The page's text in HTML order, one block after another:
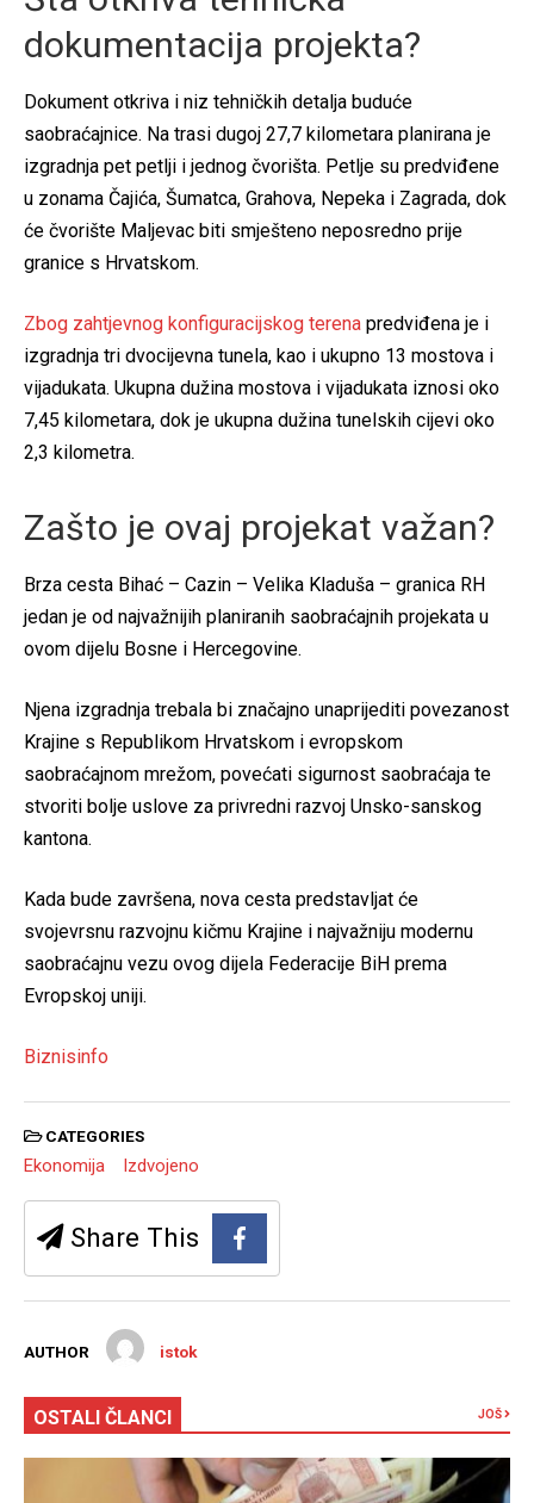
dokumentacija projekta?
Dokument otkriva i niz tehničkih detalja buduće
saobraćajnice. Na trasi dugoj 27,7 kilometara planirana je
izgradnja pet petlji i jednog čvorišta. Petlje su predviđene
u zonama Čajića, Šumatca, Grahova, Nepeka i Zagrada, dok
će čvorište Maljevac biti smješteno neposredno prije
granice s Hrvatskom.
Zbog zahtjevnog konfiguracijskog terena predviđena je i
izgradnja tri dvocijevna tunela, kao i ukupno 13 mostova i
vijadukata. Ukupna dužina mostova i vijadukata iznosi oko
7,45 kilometara, dok je ukupna dužina tunelskih cijevi oko
2,3 kilometra.
Zašto je ovaj projekat važan?
Brza cesta Bihać – Cazin – Velika Kladuša – granica RH
jedan je od najvažnijih planiranih saobraćajnih projekata u
ovom dijelu Bosne i Hercegovine.
Njena izgradnja trebala bi značajno unaprijediti povezanost
Krajine s Republikom Hrvatskom i evropskom
saobraćajnom mrežom, povećati sigurnost saobraćaja te
stvoriti bolje uslove za privredni razvoj Unsko-sanskog
kantona.
Kada bude završena, nova cesta predstavljat će
svojevrsnu razvojnu kičmu Krajine i najvažniju modernu
saobraćajnu vezu ovog dijela Federacije BiH prema
Evropskoj uniji.
Biznisinfo
CATEGORIES
Ekonomija Izdvojeno
Share This
AUTHOR istok
OSTALI ČLANCI JOŠ